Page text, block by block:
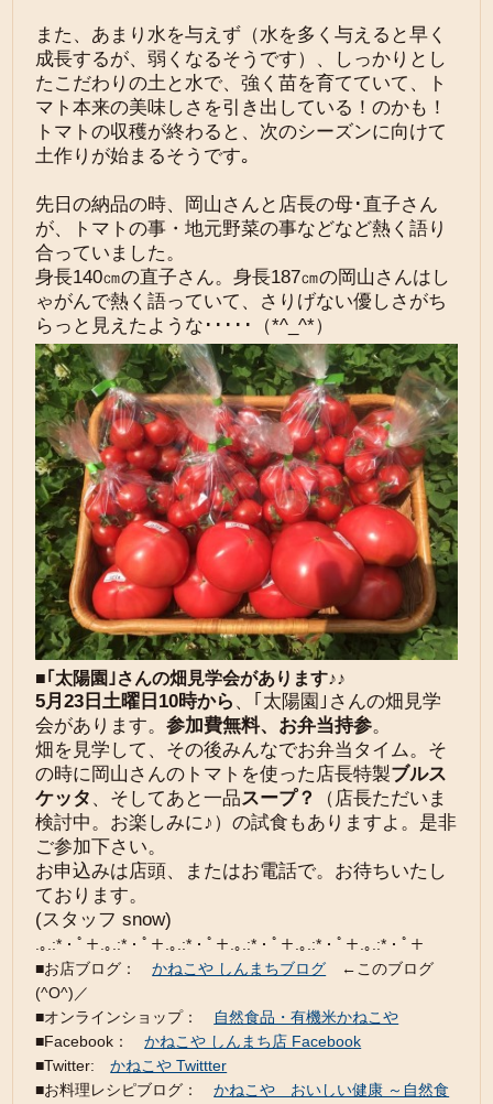
また、あまり水を与えず（水を多く与えると早く
成長するが、弱くなるそうです）、しっかりとし
たこだわりの土と水で、強く苗を育てていて、ト
マト本来の美味しさを引き出している！のかも！
トマトの収穫が終わると、次のシーズンに向けて
土作りが始まるそうです｡
先日の納品の時、岡山さんと店長の母･直子さん
が、トマトの事・地元野菜の事などなど熱く語り
合っていました。
身長140㎝の直子さん。身長187㎝の岡山さんはし
ゃがんで熱く語っていて、さりげない優しさがち
らっと見えたような･････（*^_^*）
■｢太陽園｣さんの畑見学会があります♪♪
5月23日土曜日10時から 、｢太陽園｣さんの畑見学
会があります。参加費無料、お弁当持参。
畑を見学して、その後みんなでお弁当タイム。そ
の時に岡山さんのトマトを使った店長特製ブルス
ケッタ 、そしてあと一品スープ？
（店長ただいま
検討中。お楽しみに♪）の試食もありますよ。是非
ご参加下さい。
お申込みは店頭、またはお電話で。お待ちいたし
ております。
(スタッフ snow)
.｡.:*・ﾟ＋.｡.:*・ﾟ＋.｡.:*・ﾟ＋.｡.:*・ﾟ＋.｡.:*・ﾟ＋.｡.:*・ﾟ＋
■お店ブログ：かねこや しんまちブログ ←このブログ
(^O^)／
■オンラインショップ：
自然食品・有機米かねこや
■Facebook：かねこや しんまち店 Facebook
■Twitter:かねこや Twittter
■お料理レシピブログ：かねこや おいしい健康 ～自然食